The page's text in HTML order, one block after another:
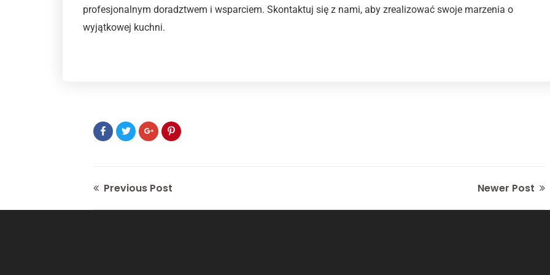
profesjonalnym doradztwem i wsparciem. Skontaktuj się z nami, aby zrealizować swoje marzenia o
wyjątkowej kuchni.
Previous Post Newer Post